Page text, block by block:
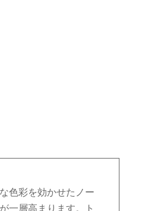
色彩を効かせたノー
一層高まります。ト